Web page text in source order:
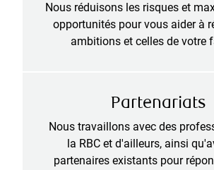
Nous réduisons les risques et
opportunités pour vous aider à
ambitions et celles de votre
Partenariats
Nous travaillons avec des
la RBC et d'ailleurs, ainsi
partenaires existants pour